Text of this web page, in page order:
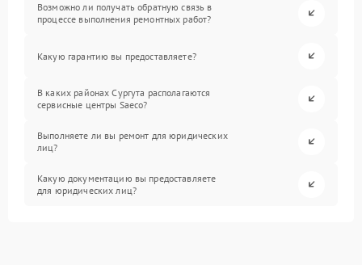
Возможно ли получать обратную связь в
процессе выполнения ремонтных работ?
Какую гарантию вы предоставляете?
В каких районах Сургута располагаются
сервисные центры Saeco?
Выполняете ли вы ремонт для юридических
лиц?
Какую документацию вы предоставляете
для юридических лиц?